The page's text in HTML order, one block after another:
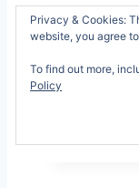
Privacy & Cookies:
website, you agree
To find out more,
Policy